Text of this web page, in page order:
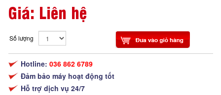
Giá: Liên hệ
Số lượng
Hotline: 036 862 6789
Đảm bảo máy hoạt động tốt
Hỗ trợ dịch vụ 24/7